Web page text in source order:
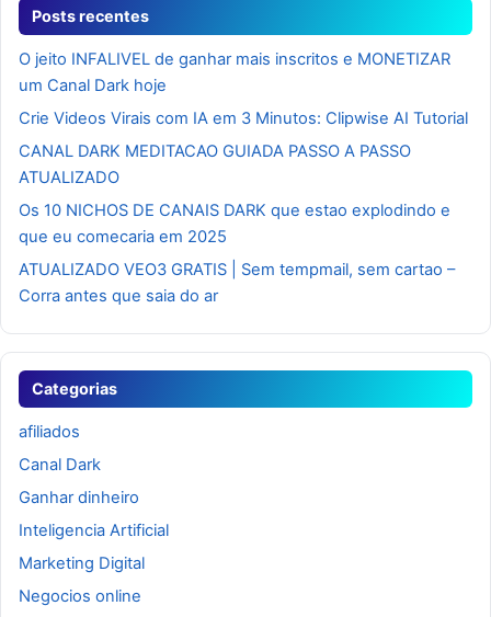
Posts recentes
O jeito INFALIVEL de ganhar mais inscritos e MONETIZAR
um Canal Dark hoje
Crie Videos Virais com IA em 3 Minutos: Clipwise AI Tutorial
CANAL DARK MEDITACAO GUIADA PASSO A PASSO
ATUALIZADO
Os 10 NICHOS DE CANAIS DARK que estao explodindo e
que eu comecaria em 2025
ATUALIZADO VEO3 GRATIS | Sem tempmail, sem cartao –
Corra antes que saia do ar
Categorias
afiliados
Canal Dark
Ganhar dinheiro
Inteligencia Artificial
Marketing Digital
Negocios online